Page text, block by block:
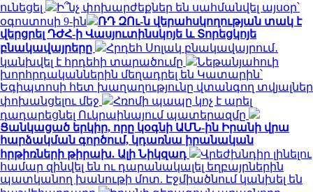
ունեցել
Ի՞նչ փոխարժեքներ են սահմանվել այսօր՝
օգոստոսի 9-ին
ՌԴ ԶՈւ-ն վերահսկողության տակ է
վերցրել ԴԺՀ-ի Վասյուտինսկոյե և Տորեցկոյե
բնակավայրերը
Հրդեհ Սոլակ բնակավայրում․
կանխվել է հրդեհի տարածումը
Նեթանյահուի
խորհրդականներին մեղադրել են Կատարին՝
Եգիպտոսի հետ խաղաղությունը վտանգող տվյալներ
փոխանցելու մեջ
Հռոմի պապը կոչ է արել
դադարեցնել Ուկրաինայում պատերազմը
Ցանկացած երկիր, որը կօգնի ԱՄՆ-ին Իրանի վրա
հարձակման գործում, կդառնա իրանական
հրթիռների թիրախ. Ալի Նիկզադ
Վրեժխնդիր լինելու
համար զինվել են ու դարանակալել եղբայրներին
պատկանող խանութի մոտ. Էջմիածնում կանխել են